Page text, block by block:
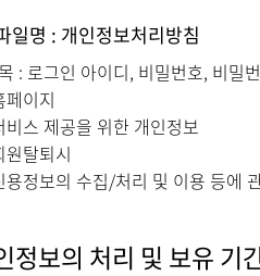
일명 : 개인정보처리방침
: 로그인 아이디, 비밀번호, 비밀
페이지
비스 제공을 위한 개인정보
원탈퇴시
용정보의 수집/처리 및 이용 등에
정보의 처리 및 보유 기